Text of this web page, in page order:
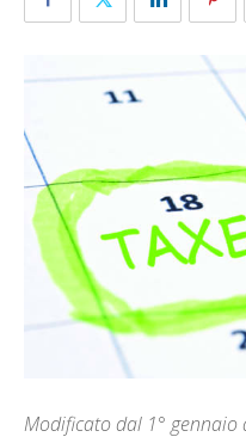
Modificato dal 1°